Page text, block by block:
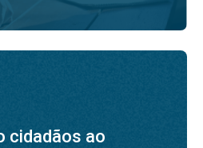
cidadãos ao